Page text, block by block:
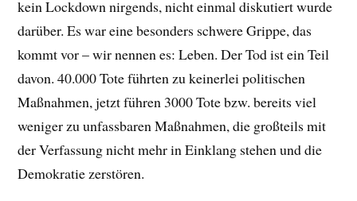
kein Lockdown nirgends, nicht einmal diskutiert wurde
darüber. Es war eine besonders schwere Grippe, das
kommt vor – wir nennen es: Leben. Der Tod ist ein Teil
davon. 40.000 Tote führten zu keinerlei politischen
Maßnahmen, jetzt führen 3000 Tote bzw. bereits viel
weniger zu unfassbaren Maßnahmen, die großteils mit
der Verfassung nicht mehr in Einklang stehen und die
Demokratie zerstören.